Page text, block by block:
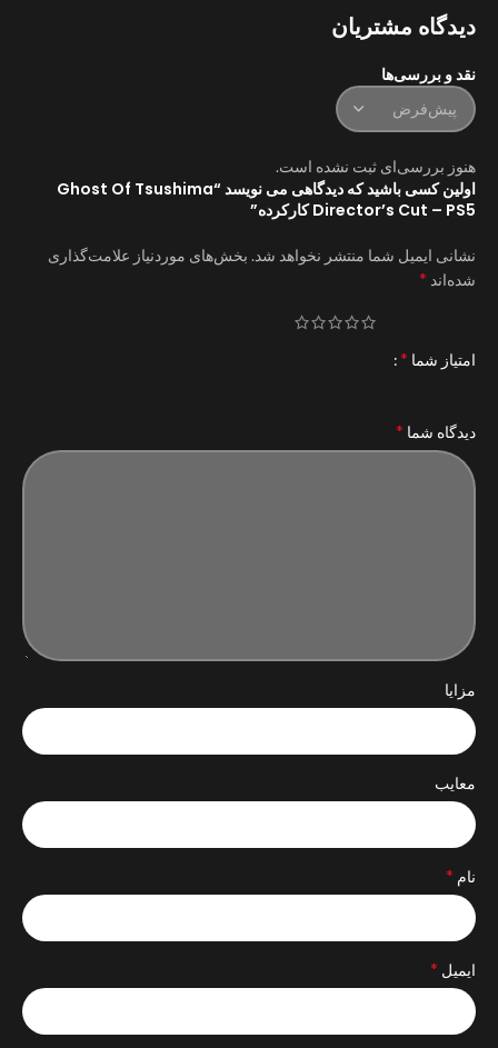
دیدگاه مشتریان
نقد و بررسی‌ها
هنوز بررسی‌ای ثبت نشده است.
اولین کسی باشید که دیدگاهی می نویسد “Ghost Of Tsushima
Director’s Cut – PS5 کارکرده”
نشانی ایمیل شما منتشر نخواهد شد. بخش‌های موردنیاز علامت‌گذاری
شده‌اند *
امتیاز شما *
دیدگاه شما *
مزایا
معایب
نام *
ایمیل *